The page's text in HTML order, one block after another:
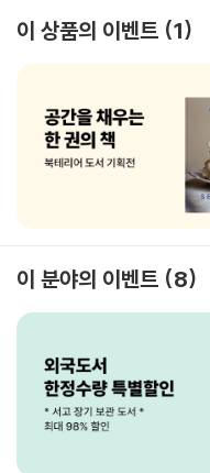
이 상품의 이벤트 1
이 분야의 이벤트 8